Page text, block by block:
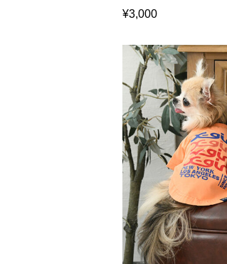
ス 1159
¥3,000